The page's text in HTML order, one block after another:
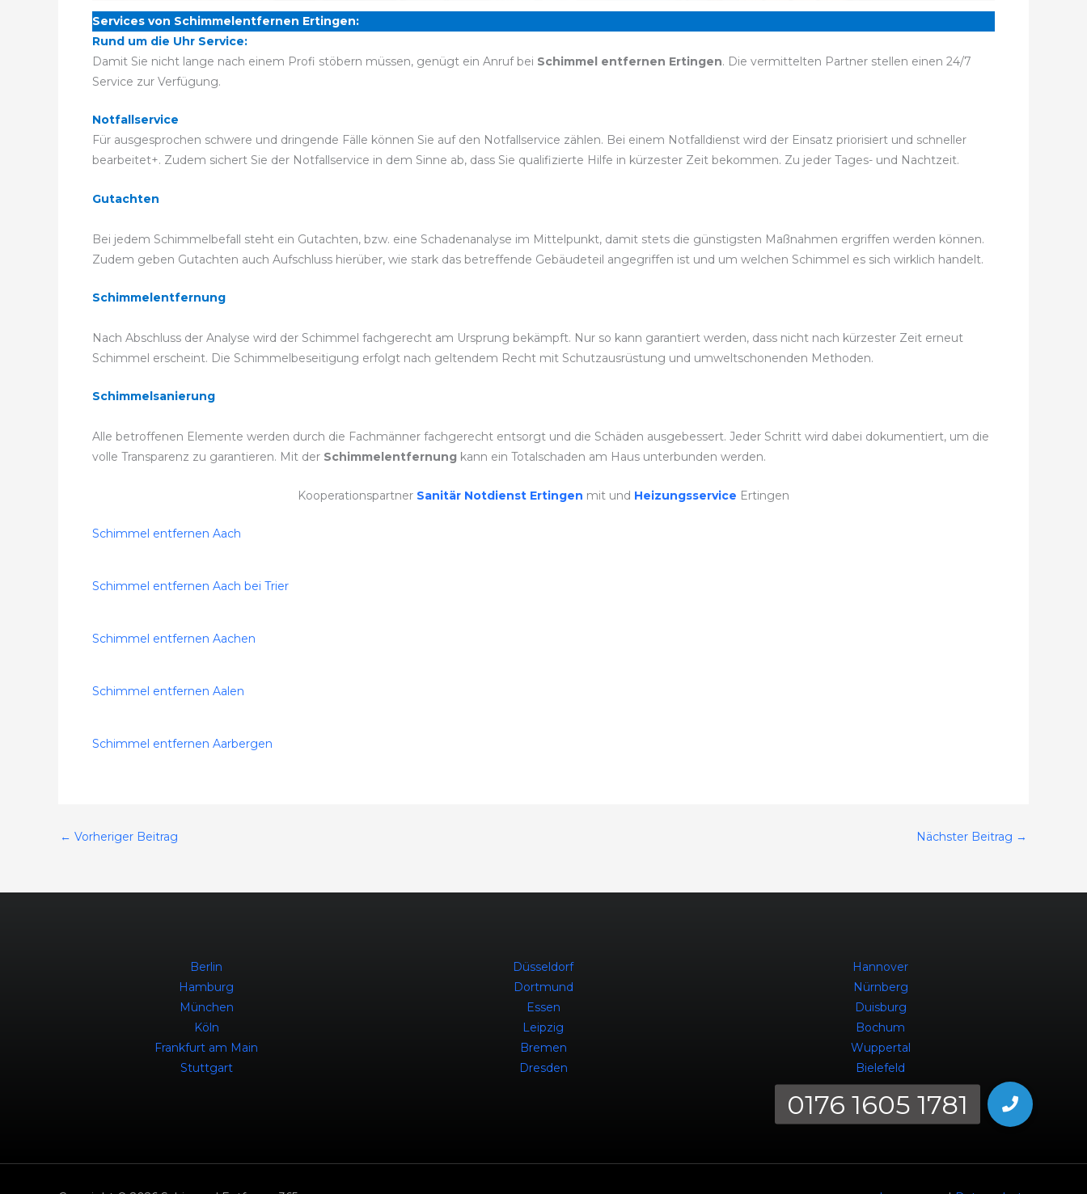
Services von Schimmelentfernen Ertingen:
Rund um die Uhr Service:
Damit Sie nicht lange nach einem Profi stöbern müssen, genügt ein Anruf bei Schimmel entfernen Ertingen. Die vermittelten Partner stellen einen 24/7
Service zur Verfügung.
Notfallservice
Für ausgesprochen schwere und dringende Fälle können Sie auf den Notfallservice zählen. Bei einem Notfalldienst wird der Einsatz priorisiert und schneller
bearbeitet+. Zudem sichert Sie der Notfallservice in dem Sinne ab, dass Sie qualifizierte Hilfe in kürzester Zeit bekommen. Zu jeder Tages- und Nachtzeit.
Gutachten
Bei jedem Schimmelbefall steht ein Gutachten, bzw. eine Schadenanalyse im Mittelpunkt, damit stets die günstigsten Maßnahmen ergriffen werden können.
Zudem geben Gutachten auch Aufschluss hierüber, wie stark das betreffende Gebäudeteil angegriffen ist und um welchen Schimmel es sich wirklich handelt.
Schimmelentfernung
Nach Abschluss der Analyse wird der Schimmel fachgerecht am Ursprung bekämpft. Nur so kann garantiert werden, dass nicht nach kürzester Zeit erneut
Schimmel erscheint. Die Schimmelbeseitigung erfolgt nach geltendem Recht mit Schutzausrüstung und umweltschonenden Methoden.
Schimmelsanierung
Alle betroffenen Elemente werden durch die Fachmänner fachgerecht entsorgt und die Schäden ausgebessert. Jeder Schritt wird dabei dokumentiert, um die
volle Transparenz zu garantieren. Mit der Schimmelentfernung kann ein Totalschaden am Haus unterbunden werden.
Kooperationspartner Sanitär Notdienst Ertingen mit und Heizungsservice Ertingen
Schimmel entfernen Aach
Schimmel entfernen Aach bei Trier
Schimmel entfernen Aachen
Schimmel entfernen Aalen
Schimmel entfernen Aarbergen
← Vorheriger Beitrag Nächster Beitrag →
Berlin
Hamburg
München
Köln
Frankfurt am Main
Stuttgart
Düsseldorf
Dortmund
Essen
Leipzig
Bremen
Dresden
Hannover
Nürnberg
Duisburg
Bochum
Wuppertal
Bielefeld